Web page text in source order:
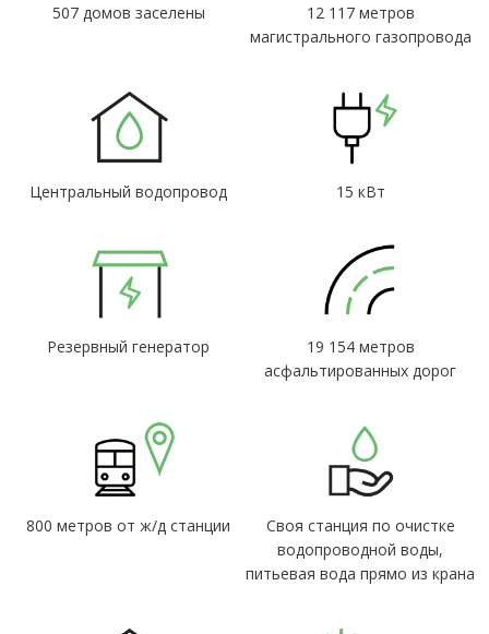
507 домов заселены
12 117 метров
магистрального газопровода
Центральный водопровод 15 кВт
Резервный генератор
19 154 метров
асфальтированных дорог
800 метров от ж/д станции
Своя станция по очистке
водопроводной воды,
питьевая вода прямо из крана